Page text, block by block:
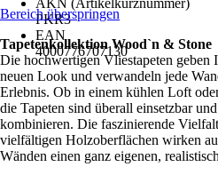
AKN (Artikelkurznummer)
PKR3
EAN
4000776707130
Bereich überspringen
Tapetenkollektion Wood`n & Stone
Die hochwertigen Vliestapeten geben
neuen Look und verwandeln jede
Erlebnis. Ob in einem kühlen Loft
die Tapeten sind überall einsetzbar
kombinieren. Die faszinierende
vielfältigen Holzoberflächen wirken
Wänden einen ganz eigenen,